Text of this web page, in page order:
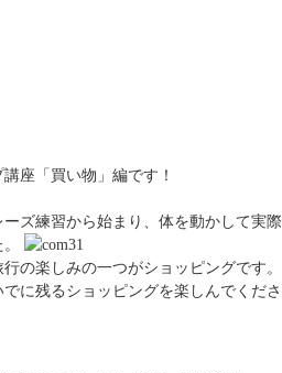
座「買い物」編です！
ズ練習から始まり、体を動かして実際
の楽しみの一つがショッピングです。
に残るショッピングを楽しんでくださ